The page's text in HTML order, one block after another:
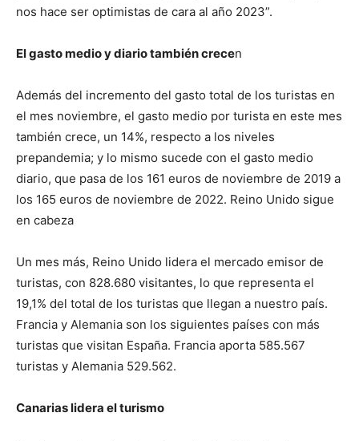
nos hace ser optimistas de cara al año 2023”.
El gasto medio y diario también crecen
Además del incremento del gasto total de los turistas en
el mes noviembre, el gasto medio por turista en este mes
también crece, un 14%, respecto a los niveles
prepandemia; y lo mismo sucede con el gasto medio
diario, que pasa de los 161 euros de noviembre de 2019 a
los 165 euros de noviembre de 2022. Reino Unido sigue
en cabeza
Un mes más, Reino Unido lidera el mercado emisor de
turistas, con 828.680 visitantes, lo que representa el
19,1% del total de los turistas que llegan a nuestro país.
Francia y Alemania son los siguientes países con más
turistas que visitan España. Francia aporta 585.567
turistas y Alemania 529.562.
Canarias lidera el turismo